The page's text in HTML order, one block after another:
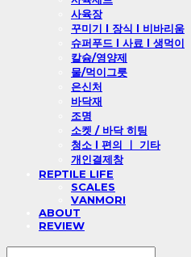
사육장
꾸미기 l 장식 l 비바리움
슈퍼푸드 l 사료 l 생먹이
칼슘/영양제
물/먹이그릇
은신처
바닥재
조명
소켓 / 바닥 히팅
청소 l 편의 ㅣ 기타
개인결제창
REPTILE LIFE
SCALES
VANMORI
ABOUT
REVIEW